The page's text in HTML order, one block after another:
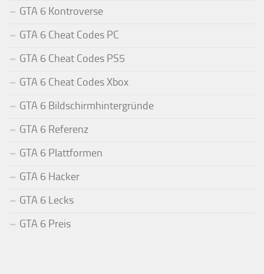
GTA 6 Kontroverse
GTA 6 Cheat Codes PC
GTA 6 Cheat Codes PS5
GTA 6 Cheat Codes Xbox
GTA 6 Bildschirmhintergründe
GTA 6 Referenz
GTA 6 Plattformen
GTA 6 Hacker
GTA 6 Lecks
GTA 6 Preis